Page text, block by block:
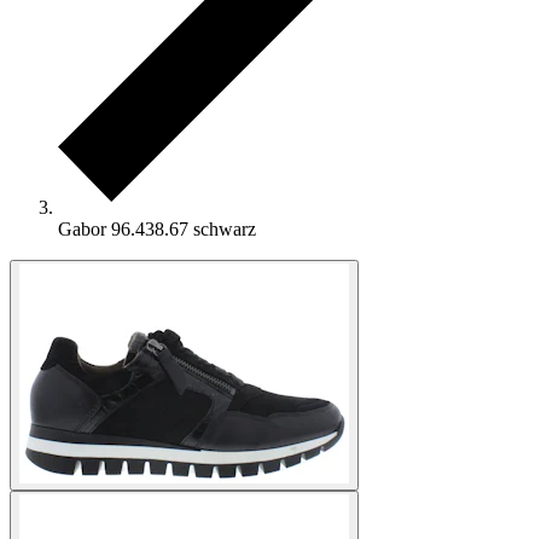
Gabor 96.438.67 schwarz